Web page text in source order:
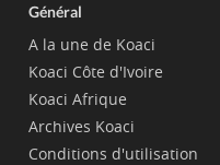
Général
A la une de Koaci
Koaci Côte d'Ivoire
Koaci Afrique
Archives Koaci
Conditions d'utilisation